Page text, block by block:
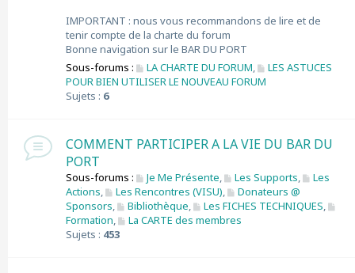
IMPORTANT : nous vous recommandons de lire et de
tenir compte de la charte du forum
Bonne navigation sur le BAR DU PORT
Sous-forums :
LA CHARTE DU FORUM,
LES ASTUCES
POUR BIEN UTILISER LE NOUVEAU FORUM
Sujets : 6
COMMENT PARTICIPER A LA VIE DU BAR DU
PORT
Sous-forums : Je Me Présente, Les Supports,
Les
Actions, Les Rencontres (VISU),
Donateurs @
Sponsors, Bibliothèque, Les FICHES TECHNIQUES,
Formation,
La CARTE des membres
Sujets : 453